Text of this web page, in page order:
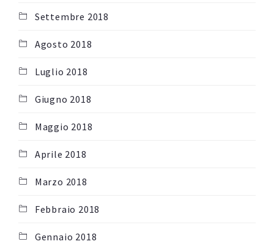
Settembre 2018
Agosto 2018
Luglio 2018
Giugno 2018
Maggio 2018
Aprile 2018
Marzo 2018
Febbraio 2018
Gennaio 2018